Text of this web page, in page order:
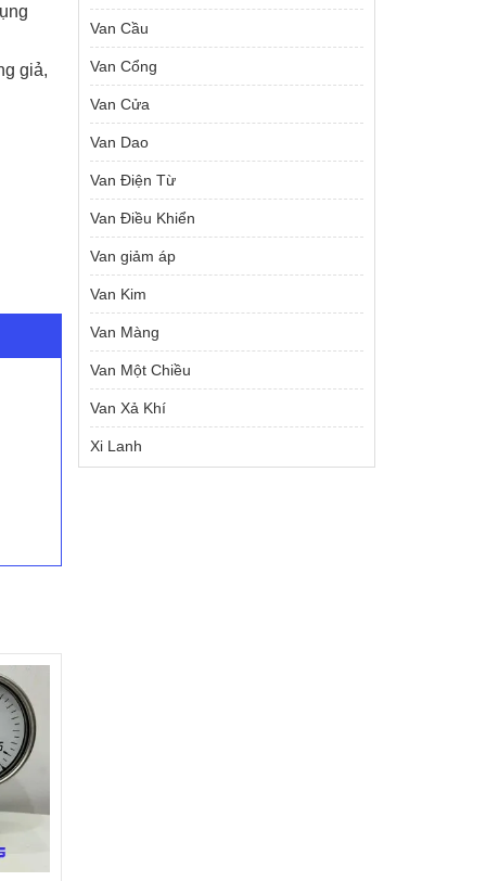
giả,
Van Cầu
Van Cổng
Van Cửa
Van Dao
Van Điện Từ
Van Điều Khiển
Van giảm áp
Van Kim
Van Màng
Van Một Chiều
Van Xả Khí
Xi Lanh